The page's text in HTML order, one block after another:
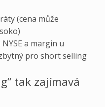
(cena může
a margin u
pro short selling
tak zajímavá